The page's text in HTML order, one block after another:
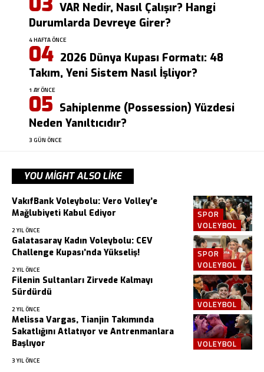
VAR Nedir, Nasıl Çalışır? Hangi
Durumlarda Devreye Girer?
4 HAFTA ÖNCE
2026 Dünya Kupası Formatı: 48
Takım, Yeni Sistem Nasıl İşliyor?
1 AY ÖNCE
Sahiplenme (Possession) Yüzdesi
Neden Yanıltıcıdır?
3 GÜN ÖNCE
YOU MIGHT ALSO LIKE
SPOR
VOLEYBOL
VakıfBank Voleybolu: Vero Volley’e
Mağlubiyeti Kabul Ediyor
2 YIL ÖNCE
SPOR
VOLEYBOL
Galatasaray Kadın Voleybolu: CEV
Challenge Kupası’nda Yükseliş!
2 YIL ÖNCE
VOLEYBOL
Filenin Sultanları Zirvede Kalmayı
Sürdürdü
2 YIL ÖNCE
VOLEYBOL
Melissa Vargas, Tianjin Takımında
Sakatlığını Atlatıyor ve Antrenmanlara
Başlıyor
3 YIL ÖNCE